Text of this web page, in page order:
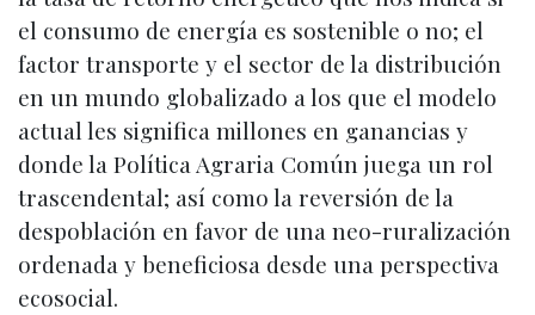
el consumo de energía es sostenible o no; el
factor transporte y el sector de la distribución
en un mundo globalizado a los que el modelo
actual les significa millones en ganancias y
donde la Política Agraria Común juega un rol
trascendental; así como la reversión de la
despoblación en favor de una neo-ruralización
ordenada y beneficiosa desde una perspectiva
ecosocial.